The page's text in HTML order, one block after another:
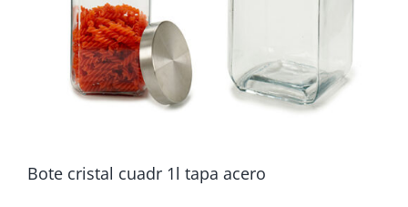
Bote cristal cuadr 1l tapa acero